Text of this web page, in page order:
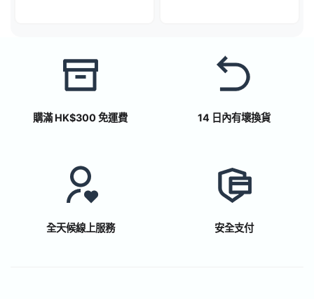
購滿 HK$300 免運費 14 日內有壞換貨
全天候線上服務 安全支付